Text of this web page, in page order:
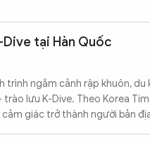
tại Hàn Quốc
trình ngắm cảnh rập khuôn,
trào lưu K-Dive. Theo Korea
giác trở thành người bản